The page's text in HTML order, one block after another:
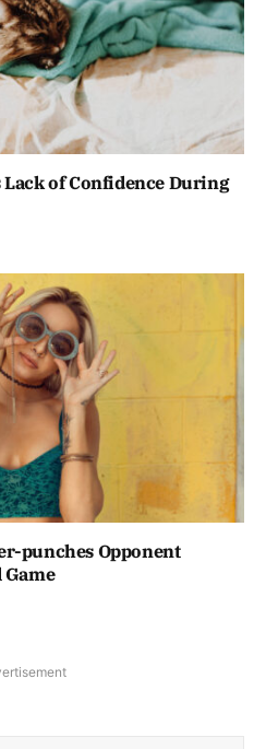
of Confidence During
punches Opponent